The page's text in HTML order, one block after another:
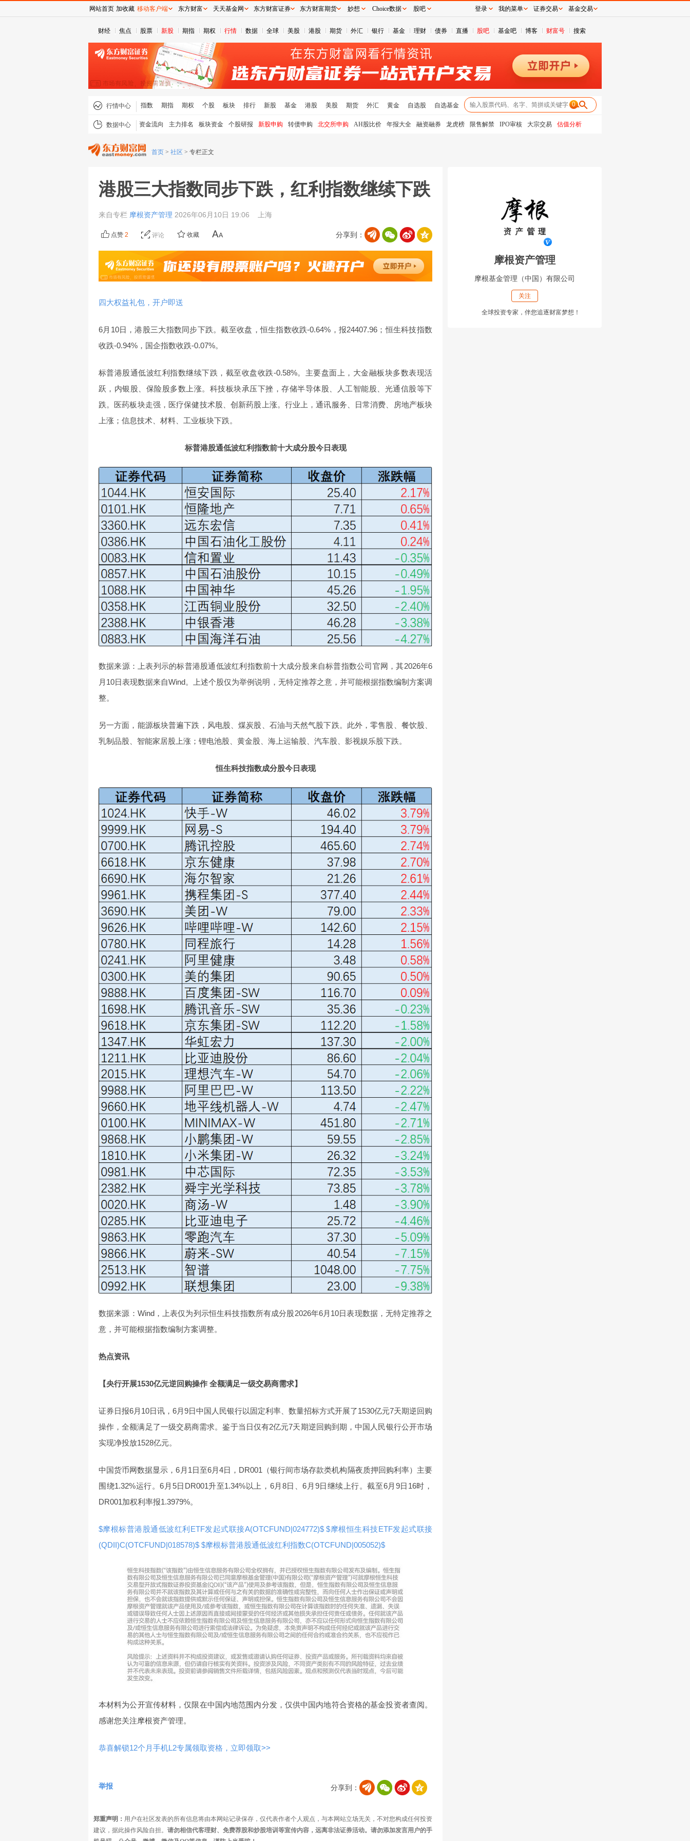
财经 焦点 股票 新股 期指 期权 行情 数据 全球 美股 港股 期货 外汇 银行 基金 理财 债券 直播 股吧 基金吧 博客 财富号 搜索
行情中心 指数 期指 期权 个股 板块 排行 新股 基金 港股 美股 期货 外汇 黄金 自选股 自选基金 0
数据中心 资金流向 主力排名 板块资金 个股研报 新股申购 转债申购 北交所申购 AH股比价 年报大全 融资融券 龙虎榜 限售解禁 IPO审核 大宗交易 估值分析
首页 > 社区 > 专栏正文
港股三大指数同步下跌，红利指数继续下跌
来自专栏 摩根资产管理 2026年06月10日 19:06 上海
分享到：
点赞 2 评论 收藏
四大权益礼包，开户即送
6月10日，港股三大指数同步下跌。截至收盘，恒生指数收跌-0.64%，报24407.96；恒生科技指数
收跌-0.94%，国企指数收跌-0.07%。
标普港股通低波红利指数继续下跌，截至收盘收跌-0.58%。主要盘面上，大金融板块多数表现活
跃，内银股、保险股多数上涨。科技板块承压下挫，存储半导体股、人工智能股、光通信股等下
跌。医药板块走强，医疗保健技术股、创新药股上涨。行业上，通讯服务、日常消费、房地产板块
上涨；信息技术、材料、工业板块下跌。
标普港股通低波红利指数前十大成分股今日表现
数据来源：上表列示的标普港股通低波红利指数前十大成分股来自标普指数公司官网，其2026年6
月10日表现数据来自Wind。上述个股仅为举例说明，无特定推荐之意，并可能根据指数编制方案调
整。
另一方面，能源板块普遍下跌，风电股、煤炭股、石油与天然气股下跌。此外，零售股、餐饮股、
乳制品股、智能家居股上涨；锂电池股、黄金股、海上运输股、汽车股、影视娱乐股下跌。
恒生科技指数成分股今日表现
数据来源：Wind，上表仅为列示恒生科技指数所有成分股2026年6月10日表现数据，无特定推荐之
意，并可能根据指数编制方案调整。
热点资讯
【央行开展1530亿元逆回购操作 全额满足一级交易商需求】
证券日报6月10日讯，6月9日中国人民银行以固定利率、数量招标方式开展了1530亿元7天期逆回购
操作，全额满足了一级交易商需求。鉴于当日仅有2亿元7天期逆回购到期，中国人民银行公开市场
实现净投放1528亿元。
中国货币网数据显示，6月1日至6月4日，DR001（银行间市场存款类机构隔夜质押回购利率）主要
围绕1.32%运行。6月5日DR001升至1.34%以上，6月8日、6月9日继续上行。截至6月9日16时，
DR001加权利率报1.3979%。
$摩根标普港股通低波红利ETF发起式联接A(OTCFUND|024772)$$摩根恒生科技ETF发起式联接
(QDII)C(OTCFUND|018578)$ $摩根标普港股通低波红利指数C(OTCFUND|005052)$
本材料为公开宣传材料，仅限在中国内地范围内分发，仅供中国内地符合资格的基金投资者查阅。
感谢您关注摩根资产管理。
恭喜解锁12个月手机L2专属领取资格，立即领取>>
分享到：
举报
郑重声明： 用户在社区发表的所有信息将由本网站记录保存，仅代表作者个人观点，与本网站立场无关，不对您构成任何投资
建议，据此操作风险自担。 请勿相信代客理财、免费荐股和炒股培训等宣传内容，远离非法证券活动。请勿添加发言用户的手
摩根资产管理
摩根基金管理（中国）有限公司
关注
全球投资专家，伴您追逐财富梦想！
网站首页 加收藏 移动客户端 东方财富 天天基金网 东方财富证券 东方财富期货 妙想 Choice数据 股吧 登录 我的菜单 证券交易 基金交易